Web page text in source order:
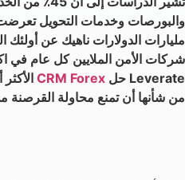
والبورصات وخدمات التحويل
مليارات الدولارات ناهيك عن أولئك
شركات الأمن الملايين كل عام في
Leverate حل
CRM Forex
من شأنها أن تمنع محاولة القرصنة